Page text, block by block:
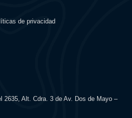
de privacidad
2635, Alt. Cdra. 3 de Av. Dos de Mayo –